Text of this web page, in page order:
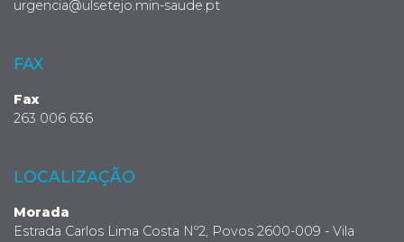
urgencia@ulsetejo.min-saude.pt
FAX
Fax
263 006 636
LOCALIZAÇÃO
Morada
Estrada Carlos Lima Costa Nº2, Povos 2600-009 - Vila